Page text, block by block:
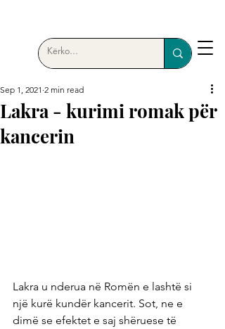
Lakra - kurimi romak për
kancerin
Sep 1, 2021 2 min read
Lakra u nderua në Romën e lashtë si
një kurë kundër kancerit. Sot, ne e
dimë se efektet e saj shëruese të